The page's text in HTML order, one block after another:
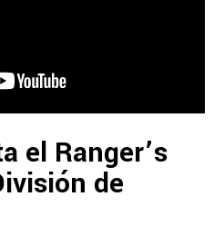
el Ranger’s
de